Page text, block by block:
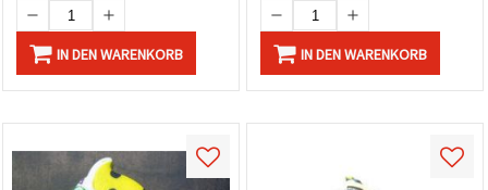
IN DEN WARENKORB IN DEN WARENKORB